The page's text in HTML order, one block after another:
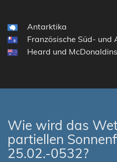
Antarktika
Französische Süd-
Heard und
Wie wird das
partiellen
25.02.-0532?